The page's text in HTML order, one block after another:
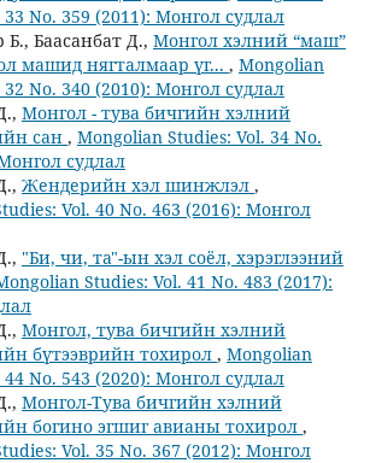
33 No. 359 (2011): Монгол судлал
Баасанбат Д., Монгол хэлний “маш”
машид нягталмаар үг... , Mongolian
32 No. 340 (2010): Монгол судлал
Монгол - тува бичгийн хэлний
сан , Mongolian Studies: Vol. 34 No.
судлал
Жендерийн хэл шинжлэл ,
Vol. 40 No. 463 (2016): Монгол
"Би, чи, та"-ын хэл соёл, хэрэглээний
Studies: Vol. 41 No. 483 (2017):
Монгол, тува бичгийн хэлний
бүтээврийн тохирол , Mongolian
44 No. 543 (2020): Монгол судлал
Монгол-Тува бичгийн хэлний
богино эгшиг авианы тохирол ,
Vol. 35 No. 367 (2012): Монгол